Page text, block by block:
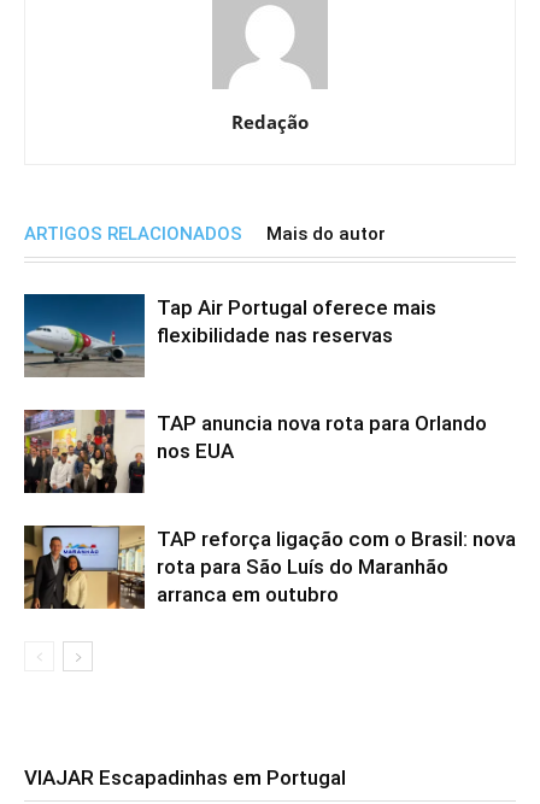
Redação
ARTIGOS RELACIONADOS Mais do autor
Tap Air Portugal oferece mais
flexibilidade nas reservas
TAP anuncia nova rota para Orlando
nos EUA
TAP reforça ligação com o Brasil: nova
rota para São Luís do Maranhão
arranca em outubro
VIAJAR Escapadinhas em Portugal